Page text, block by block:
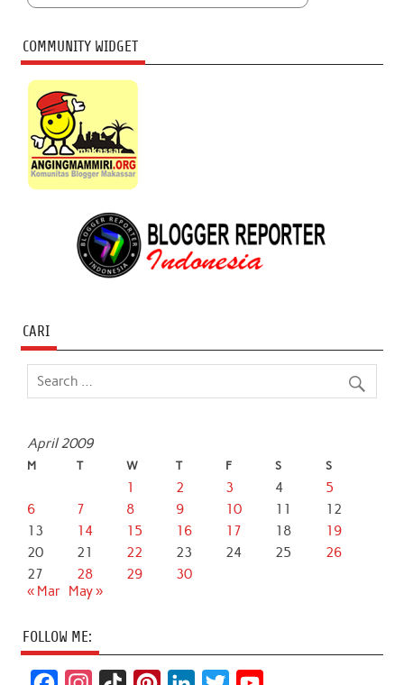
COMMUNITY WIDGET
CARI
April 2009
M T W T F S S
1 2 3 4
5
6
7 8 9 10 11
12
13
14 15 16 17 18
19
20
21 22 23 24 25
26
27
28 29
30
« Mar
May »
FOLLOW ME: